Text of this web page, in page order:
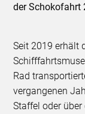
der Schokofahrt
Seit 2019 erhält
Rad
vergangenen
Staffel oder